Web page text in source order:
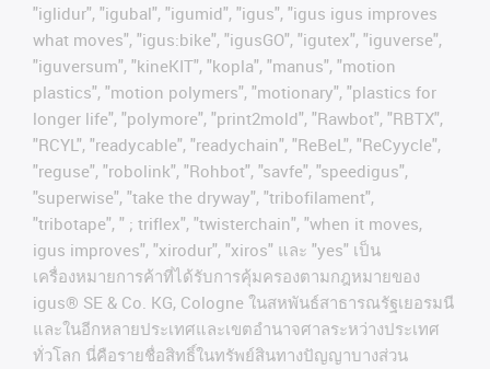
"iglidur", "igubal", "igumid", "igus", "igus igus improves
what moves", "igus:bike", "igusGO", "igutex", "iguverse",
"iguversum", "kineKIT", "kopla", "manus", "motion
plastics", "motion polymers", "motionary", "plastics for
longer life", "polymore", "print2mold", "Rawbot", "RBTX",
"RCYL", "readycable", "readychain", "ReBeL", "ReCyycle",
"reguse", "robolink", "Rohbot", "savfe", "speedigus",
"superwise", "take the dryway", "tribofilament",
"tribotape", " ; triflex", "twisterchain", "when it moves,
igus improves", "xirodur", "xiros" และ "yes" เป็น
เครื่องหมายการค้าที่ได้รับการคุ้มครองตามกฎหมายของ
igus® SE & Co. KG, Cologne ในสหพันธ์สาธารณรัฐเยอรมนี
และในอีกหลายประเทศและเขตอํานาจศาลระหว่างประเทศ
ทั่วโลก นี่คือรายชื่อสิทธิ์ในทรัพย์สินทางปัญญาบางส่วน